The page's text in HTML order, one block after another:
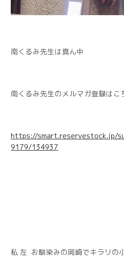
南くるみ先生は真ん中
南くるみ先生のメルマガ登録はこ
https://smart.reservestock.jp/
9179/134937
私 左 お馴染みの岡崎でキラリの